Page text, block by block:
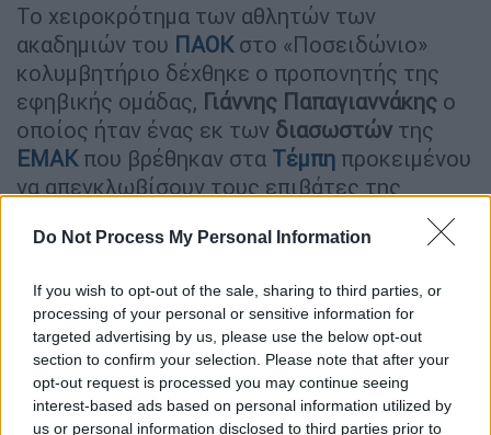
Do Not Process My Personal Information
If you wish to opt-out of the sale, sharing to third parties, or
processing of your personal or sensitive information for
targeted advertising by us, please use the below opt-out
section to confirm your selection. Please note that after your
opt-out request is processed you may continue seeing
interest-based ads based on personal information utilized by
us or personal information disclosed to third parties prior to
Το χειροκρότημα των αθλητών των
ακαδημιών του ΠΑΟΚστο «Ποσειδώνιο»
κολυμβητήριο δέχθηκε ο προπονητής της
εφηβικής ομάδας, Γιάννης Παπαγιαννάκης ο
οποίος ήταν ένας εκ των διασωστών της
ΕΜΑΚπου βρέθηκαν στα Τέμπη προκειμένου
να απεγκλωβίσουν τους επιβάτες της
Οικογένεια πόλο του ΠΑΟΚ, κατά την είσοδο
του προπονητή, Ιωάννη Παπαγιαννάκη, στο
Ποσειδώνιο Κολυμβητήριο» γράφει η
ανάρτηση στο Twitter.
#PAOKfamilyΚαθολικό